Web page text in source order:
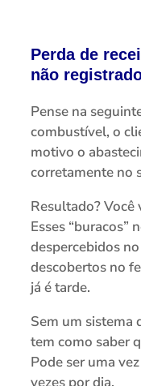
Perda de
não
Pense na
combustível, o
motivo o
corretamente no
Resultado? Você
Esses “buracos”
despercebidos
descobertos no
já é tarde.
Sem um sistema
tem como saber
Pode ser uma
vezes por dia.